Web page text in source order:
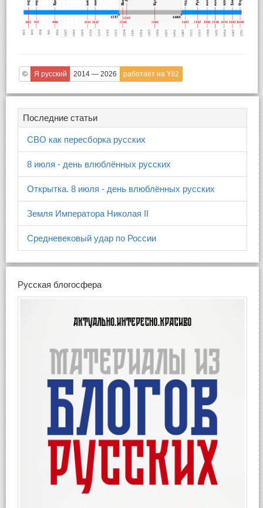
© Я русский 2014 — 2026 работает на Yii2
Последние статьи
СВО как пересборка русских
8 июля - день влюблённых русских
Открытка. 8 июля - день влюблённых русских
Земля Императора Николая II
Средневековый удар по России
Русская блогосфера